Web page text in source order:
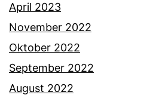
April 2023
November 2022
Oktober 2022
September 2022
August 2022